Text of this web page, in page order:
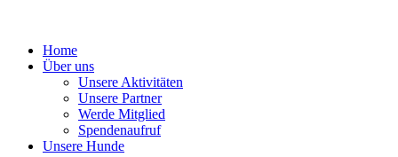
Home
Über uns
Unsere Aktivitäten
Unsere Partner
Werde Mitglied
Spendenaufruf
Unsere Hunde